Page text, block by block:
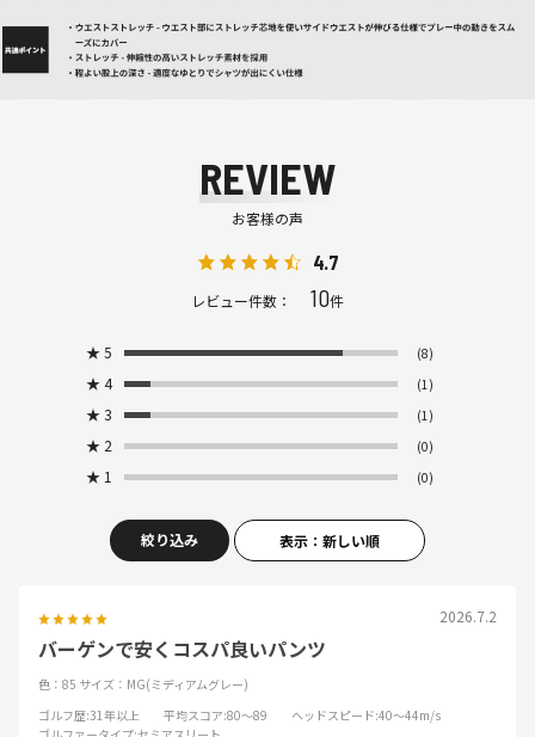
REVIEW
お客様の声
4.7
レビュー件数： 10件
★ 5 (8)
★ 4 (1)
★ 3 (1)
★ 2 (0)
★ 1 (0)
絞り込み 表示：新しい順
2026.7.2
バーゲンで安くコスパ良いパンツ
色：85 サイズ：MG(ミディアムグレー)
ゴルフ歴:31年以上 平均スコア:80～89 ヘッドスピード:40～44m/s